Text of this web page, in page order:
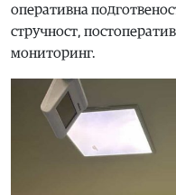
оперативна
стручност,
мониторинг.